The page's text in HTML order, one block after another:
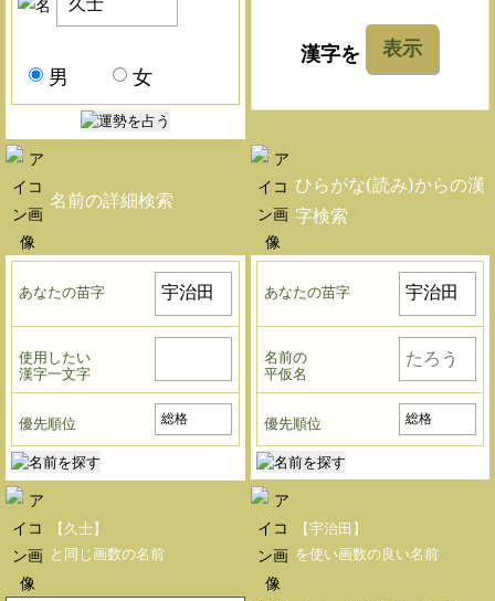
男 女
漢字を 表示
名前の詳細検索
あなたの苗字
使用したい
漢字一文字
優先順位
ひらがな(読み)からの漢
字検索
あなたの苗字
名前の
平仮名
優先順位
【久士】
と同じ画数の名前
【宇治田】
を使い画数の良い名前